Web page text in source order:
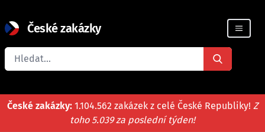
České zakázky
Registrace firmy
České zakázky: 1.104.562 zakázek z celé České Republiky! Z
toho 5.039 za poslední týden!